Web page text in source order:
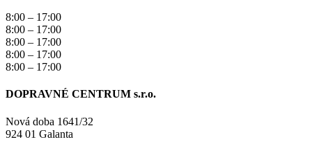
8:00 – 17:00
8:00 – 17:00
8:00 – 17:00
8:00 – 17:00
8:00 – 17:00
DOPRAVNÉ CENTRUM s.r.o.
Nová doba 1641/32
924 01 Galanta